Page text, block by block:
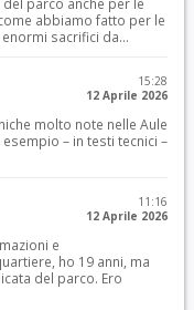
abbiamo fatto per le
sacrifici da...
15:28
12 Aprile 2026
molto note nelle Aule
– in testi tecnici –
11:16
12 Aprile 2026
e
ho 19 anni, ma
del parco. Ero